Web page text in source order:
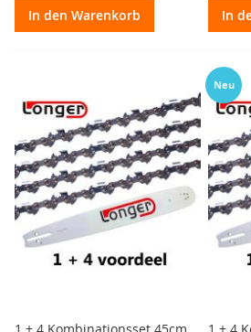
In den Warenkorb
In
Neu